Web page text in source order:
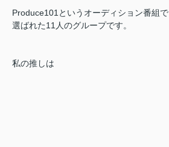
Produce101というオーディション番組で
選ばれた11人のグループです。
私の推しは